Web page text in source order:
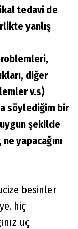
tedavi de
yanlış
diğer
v.s)
söylediğim bir
uygun şekilde
yapacağını
besinler
hiç
uç